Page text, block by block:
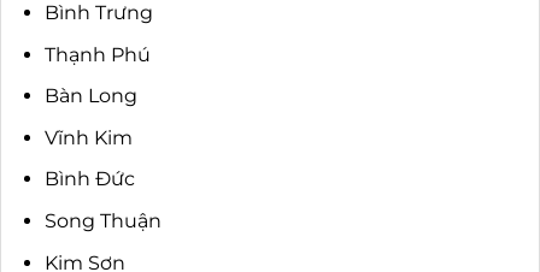
Bình Trưng
Thạnh Phú
Bàn Long
Vĩnh Kim
Bình Đức
Song Thuận
Kim Sơn